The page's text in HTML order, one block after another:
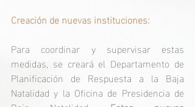
Creación de nuevas instituciones:
Para coordinar y supervisar estas
medidas, se creará el Departamento de
Planificación de Respuesta a la Baja
Natalidad y la Oficina de Presidencia de